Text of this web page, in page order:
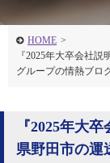
HOME >
『2025年大卒会社
グループの情熱ブロ
『2025年大
県野田市の運